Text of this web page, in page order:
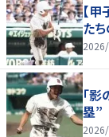
【
た
「
塁”